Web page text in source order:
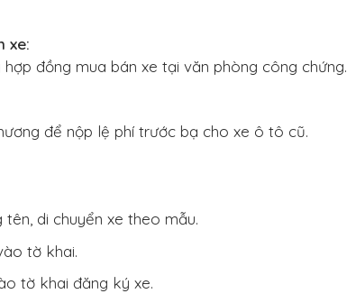
xe:
đồng mua bán xe tại văn phòng công chứng.
để nộp lệ phí trước bạ cho xe ô tô cũ.
di chuyển xe theo mẫu.
tờ khai.
tờ khai đăng ký xe.